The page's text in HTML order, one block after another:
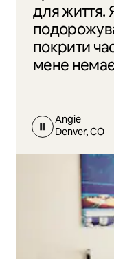
для життя.
покрити
мене
Angie
Denver, CO